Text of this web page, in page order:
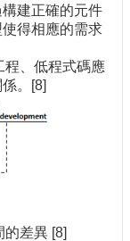
建正確的元件
得相應的需求
程、低程式碼應
。[8]
差異 [8]